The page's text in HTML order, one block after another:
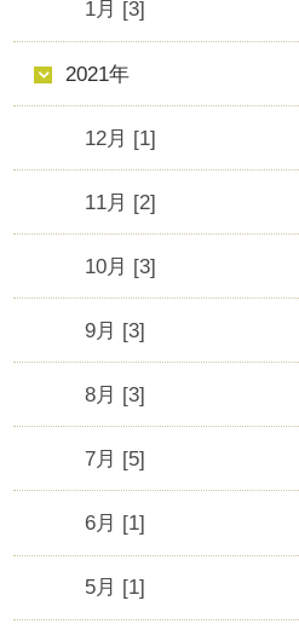
1月 [3]
2021年
12月 [1]
11月 [2]
10月 [3]
9月 [3]
8月 [3]
7月 [5]
6月 [1]
5月 [1]